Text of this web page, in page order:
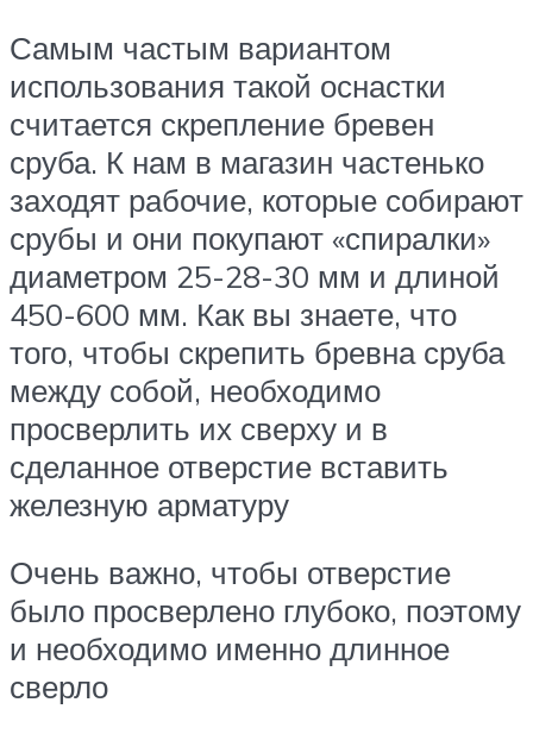
Самым частым вариантом
использования такой оснастки
считается скрепление бревен
сруба. К нам в магазин частенько
заходят рабочие, которые собирают
срубы и они покупают «спиралки»
диаметром 25-28-30 мм и длиной
450-600 мм. Как вы знаете, что
того, чтобы скрепить бревна сруба
между собой, необходимо
просверлить их сверху и в
сделанное отверстие вставить
железную арматуру
Очень важно, чтобы отверстие
было просверлено глубоко, поэтому
и необходимо именно длинное
сверло